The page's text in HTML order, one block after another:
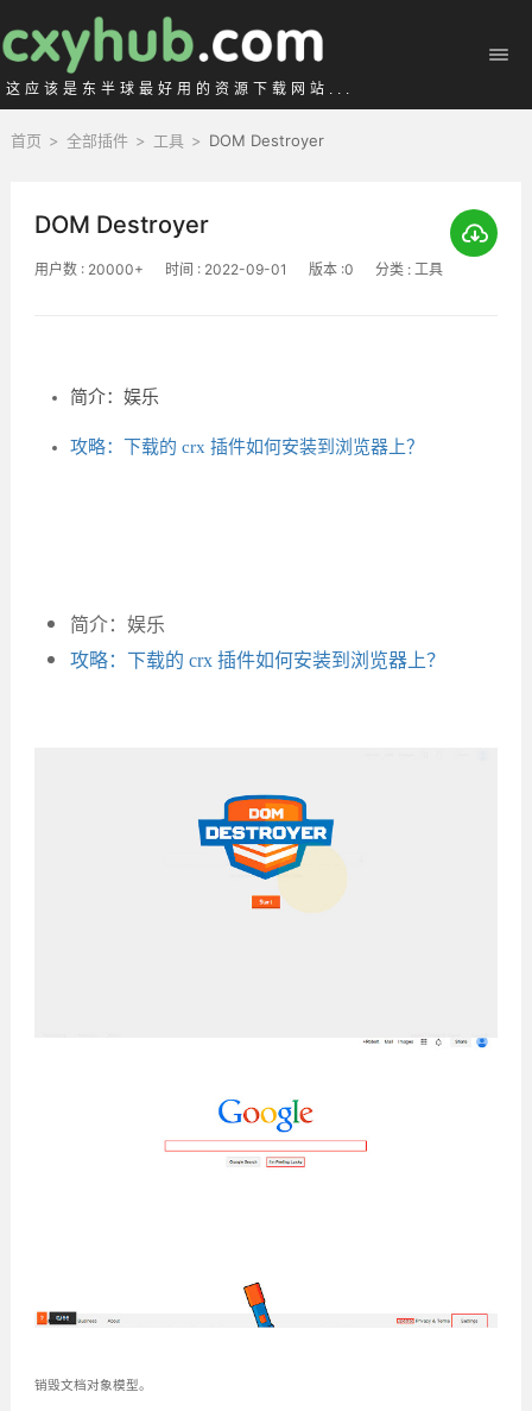
这应该是东半球最好用的资源下载网站...
首页 > 全部插件 > 工具 > DOM Destroyer
DOM Destroyer
用户数 : 20000+ 时间 : 2022-09-01 版本 :0 分类 : 工具
简介：娱乐
攻略：下载的 crx 插件如何安装到浏览器上？
简介：娱乐
攻略：下载的 crx 插件如何安装到浏览器上？
销毁文档对象模型。